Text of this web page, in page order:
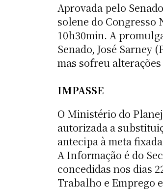
Aprovada pelo
solene do Congresso
10h30min. A
Senado, José Sarney
mas sofreu alterações
IMPASSE
O Ministério do
autorizada a
antecipa à meta
A Informação é do
concedidas nos dias
Trabalho e Emprego